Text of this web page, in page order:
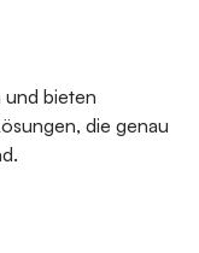
und bieten
die genau